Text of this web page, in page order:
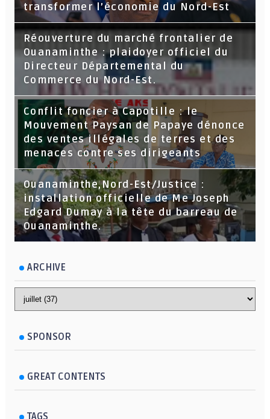
transformer l’économie du Nord-Est
Réouverture du marché frontalier de
Ouanaminthe : plaidoyer officiel du
Directeur Départemental du
Commerce du Nord-Est.
Conflit foncier à Capotille : le
Mouvement Paysan de Papaye dénonce
des ventes illégales de terres et des
menaces contre ses dirigeants
Ouanaminthe,Nord-Est/Justice :
installation officielle de Me Joseph
Edgard Dumay à la tête du barreau de
Ouanaminthe.
ARCHIVE
SPONSOR
GREAT CONTENTS
TAGS